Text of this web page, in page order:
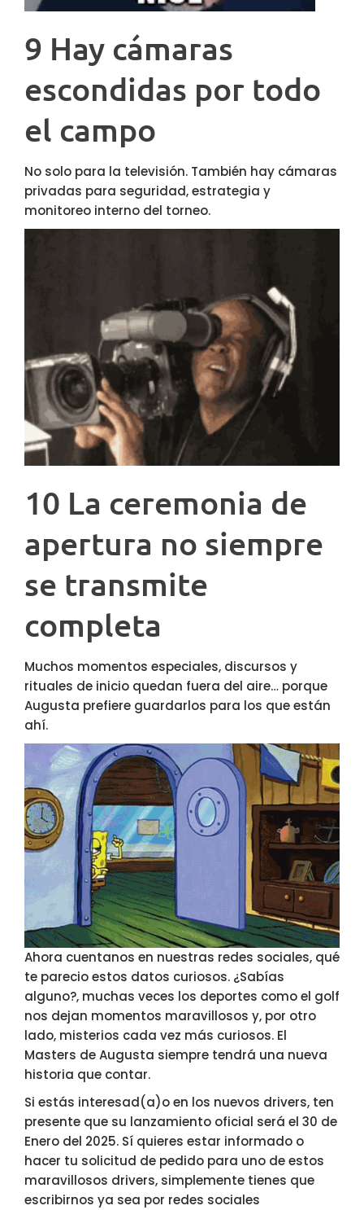
9 Hay cámaras
escondidas por todo
el campo
No solo para la televisión. También hay cámaras
privadas para seguridad, estrategia y
monitoreo interno del torneo.
10 La ceremonia de
apertura no siempre
se transmite
completa
Muchos momentos especiales, discursos y
rituales de inicio quedan fuera del aire… porque
Augusta prefiere guardarlos para los que están
ahí.
Ahora cuentanos en nuestras redes sociales, qué
te parecio estos datos curiosos. ¿Sabías
alguno?, muchas veces los deportes como el golf
nos dejan momentos maravillosos y, por otro
lado, misterios cada vez más curiosos. El
Masters de Augusta siempre tendrá una nueva
historia que contar.
Si estás interesad(a)o en los nuevos drivers, ten
presente que su lanzamiento oficial será el 30 de
Enero del 2025. Sí quieres estar informado o
hacer tu solicitud de pedido para uno de estos
maravillosos drivers, simplemente tienes que
escribirnos ya sea por redes sociales